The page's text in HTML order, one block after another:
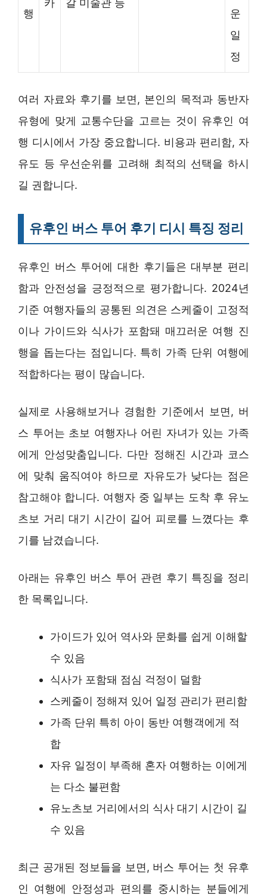
행
카
갈 미술관 등
운
일
정
여러 자료와 후기를 보면, 본인의 목적과 동반자
유형에 맞게 교통수단을 고르는 것이 유후인 여
행 디시에서 가장 중요합니다. 비용과 편리함, 자
유도 등 우선순위를 고려해 최적의 선택을 하시
길 권합니다.
유후인 버스 투어 후기 디시 특징 정리
유후인 버스 투어에 대한 후기들은 대부분 편리
함과 안전성을 긍정적으로 평가합니다. 2024년
기준 여행자들의 공통된 의견은 스케줄이 고정적
이나 가이드와 식사가 포함돼 매끄러운 여행 진
행을 돕는다는 점입니다. 특히 가족 단위 여행에
적합하다는 평이 많습니다.
실제로 사용해보거나 경험한 기준에서 보면, 버
스 투어는 초보 여행자나 어린 자녀가 있는 가족
에게 안성맞춤입니다. 다만 정해진 시간과 코스
에 맞춰 움직여야 하므로 자유도가 낮다는 점은
참고해야 합니다. 여행자 중 일부는 도착 후 유노
츠보 거리 대기 시간이 길어 피로를 느꼈다는 후
기를 남겼습니다.
아래는 유후인 버스 투어 관련 후기 특징을 정리
한 목록입니다.
가이드가 있어 역사와 문화를 쉽게 이해할
수 있음
식사가 포함돼 점심 걱정이 덜함
스케줄이 정해져 있어 일정 관리가 편리함
가족 단위 특히 아이 동반 여행객에게 적
합
자유 일정이 부족해 혼자 여행하는 이에게
는 다소 불편함
유노츠보 거리에서의 식사 대기 시간이 길
수 있음
최근 공개된 정보들을 보면, 버스 투어는 첫 유후
인 여행에 안정성과 편의를 중시하는 분들에게